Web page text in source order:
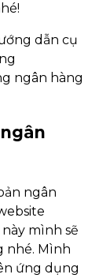
dẫn cụ
ngân hàng
ngân
mình sẽ
nhé. Mình
ứng dụng